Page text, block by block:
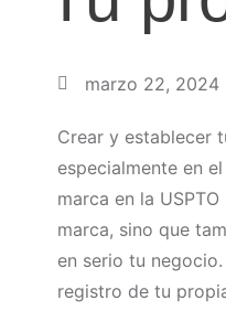
marzo 22, 2024
Crear y establecer
especialmente en
marca en la
marca, sino que
en serio tu
registro de tu